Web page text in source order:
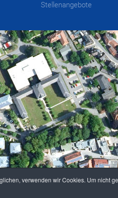
Stellenangebote
verwenden wir Cookies. Um nicht